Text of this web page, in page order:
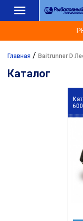
Главная / Baitrunner D
Каталог